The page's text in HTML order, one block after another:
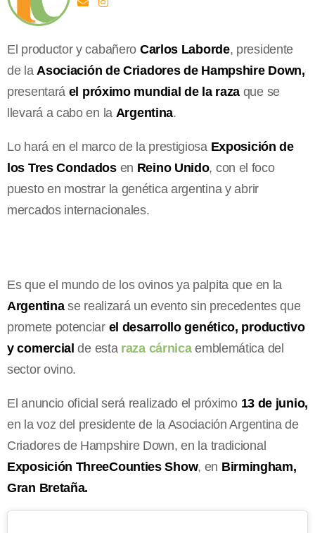
El productor y cabañero Carlos Laborde, presidente
de la Asociación de Criadores de Hampshire Down,
presentará el próximo mundial de la raza que se
llevará a cabo en la Argentina.
Lo hará en el marco de la prestigiosa Exposición de
los Tres Condadosen Reino Unido, con el foco
puesto en mostrar la genética argentina y abrir
mercados internacionales.
Es que el mundo de los ovinos ya palpita que en la
Argentinase realizará un evento sin precedentes que
promete potenciar el desarrollo genético, productivo
y comercial de esta raza cárnicaemblemática del
sector ovino.
El anuncio oficial será realizado el próximo 13 de junio,
en la voz del presidente de la Asociación Argentina de
Criadores de Hampshire Down, en la tradicional
Exposición ThreeCounties Show, en Birmingham,
Gran Bretaña.